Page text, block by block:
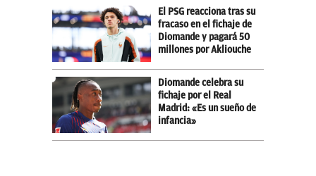
El PSG reacciona tras su
fracaso en el fichaje de
Diomande y pagará 50
millones por Akliouche
Diomande celebra su
fichaje por el Real
Madrid: «Es un sueño de
infancia»